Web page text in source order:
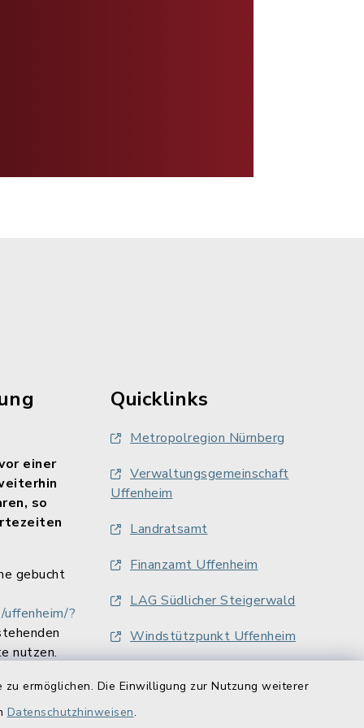
ermöglichen. Die Einwilligung zur Nutzung weiterer
Datenschutzhinweisen.
einer
so
gebucht
?
nutzen.
Quicklinks
Metropolregion Nürnberg
Verwaltungsgemeinschaft
Uffenheim
Landratsamt
Finanzamt Uffenheim
LAG Südlicher Steigerwald
Windstützpunkt Uffenheim